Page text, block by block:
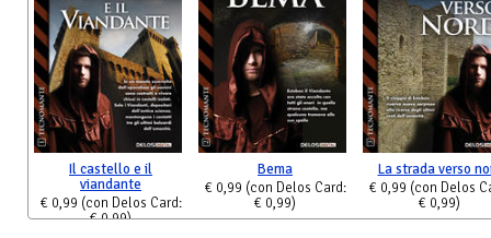
Il castello e il
viandante
€ 0,99 (con Delos Card:
€ 0,99)
Bema
€ 0,99 (con Delos Card:
€ 0,99)
La strada verso
€ 0,99 (con Delos
€ 0,99)